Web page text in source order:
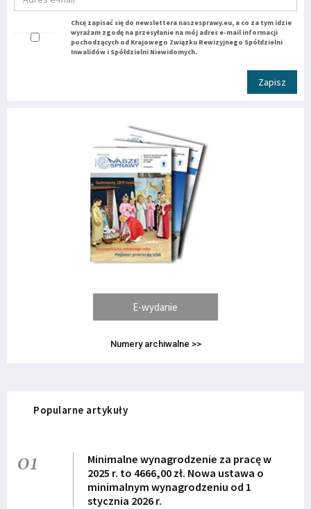
Chcę zapisać się do newslettera naszesprawy.eu, a co za tym idzie
wyrażam zgodę na przesyłanie na mój adres e-mail informacji
pochodzących od Krajowego Związku Rewizyjnego Spółdzielni
Inwalidów i Spółdzielni Niewidomych.
Zapisz
E-wydanie
Numery archiwalne >>
Popularne artykuły
01
Minimalne wynagrodzenie za pracę w
2025 r. to 4666,00 zł. Nowa ustawa o
minimalnym wynagrodzeniu od 1
stycznia 2026 r.